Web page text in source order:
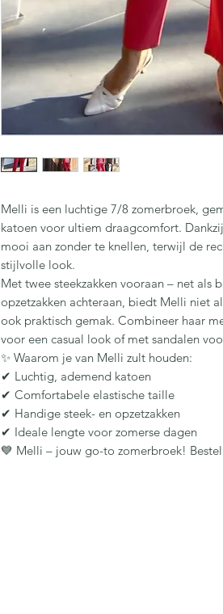
Melli is een luchtige 7/8 zomerbroek,
katoen voor ultiem draagcomfort.
mooi aan zonder te knellen, terwijl de
stijlvolle look.
Met twee steekzakken vooraan – net als
opzetzakken achteraan, biedt Melli niet
ook praktisch gemak. Combineer haar
voor een casual look of met sandalen
✨ Waarom je van Melli zult houden:
✔ Luchtig, ademend katoen
✔ Comfortabele elastische taille
✔ Handige steek- en opzetzakken
✔ Ideale lengte voor zomerse dagen
💙 Melli – jouw go-to zomerbroek!